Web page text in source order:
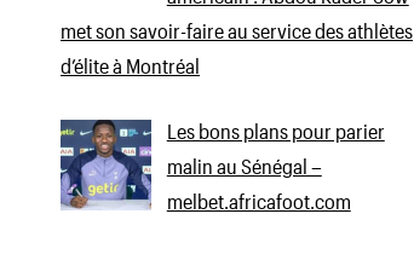
met son savoir-faire au service des athlètes
d’élite à Montréal
Les bons plans pour parier
malin au Sénégal –
melbet.africafoot.com